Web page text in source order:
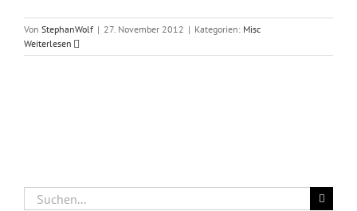
Von StephanWolf | 27. November 2012 | Kategorien: Misc
Weiterlesen
Suche